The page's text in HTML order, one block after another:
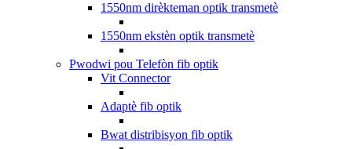
1550nm dirèkteman optik transmetè
1550nm ekstèn optik transmetè
Pwodwi pou Telefòn fib optik
Vit Connector
Adaptè fib optik
Bwat distribisyon fib optik